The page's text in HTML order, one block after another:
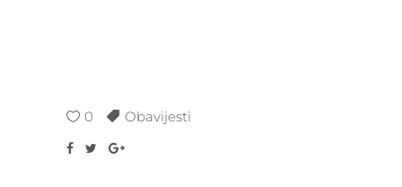
0 Obavijesti